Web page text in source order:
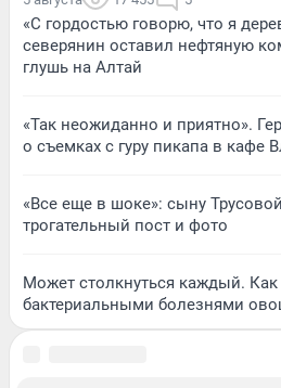
«С гордостью говорю, что я
северянин оставил нефтяную
глушь на Алтай
«Так неожиданно и приятно».
о съемках с гуру пикапа в кафе
«Все еще в шоке»: сыну
трогательный пост и фото
Может столкнуться каждый. Как
бактериальными болезнями